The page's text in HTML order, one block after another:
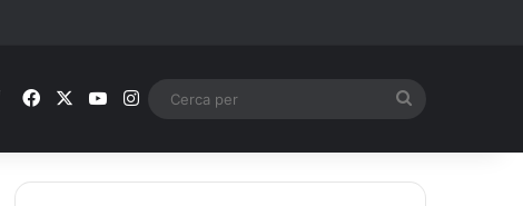
Facebook You TubeInstagram